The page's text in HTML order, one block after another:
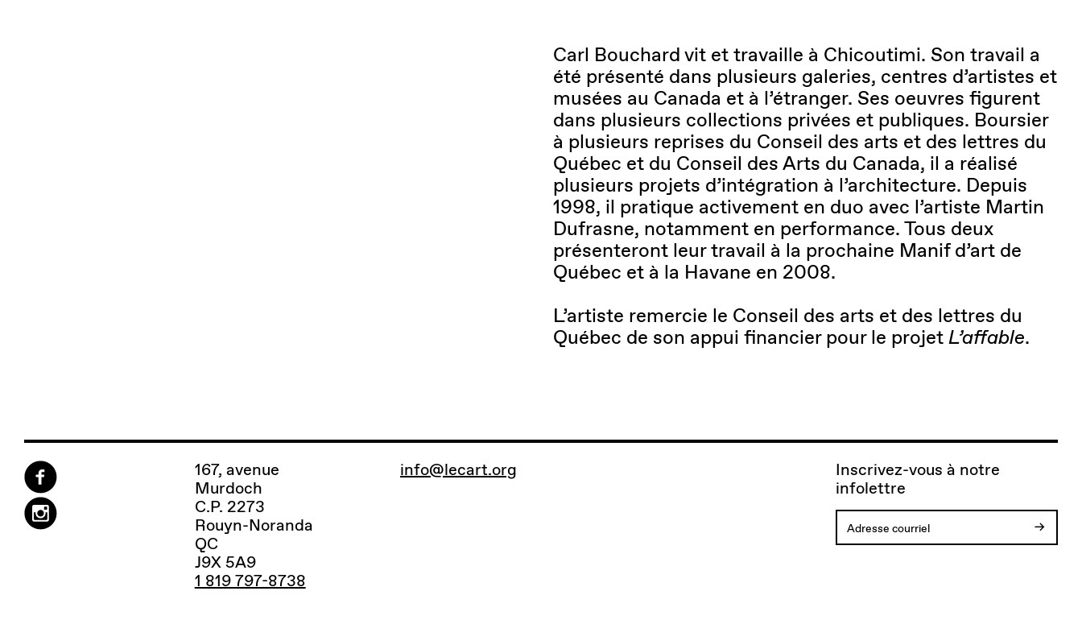
Carl Bouchard vit et travaille à Chicoutimi. Son travail a
été présenté dans plusieurs galeries, centres d’artistes et
musées au Canada et à l’étranger. Ses oeuvres figurent
dans plusieurs collections privées et publiques. Boursier
à plusieurs reprises du Conseil des arts et des lettres du
Québec et du Conseil des Arts du Canada, il a réalisé
plusieurs projets d’intégration à l’architecture. Depuis
1998, il pratique activement en duo avec l’artiste Martin
Dufrasne, notamment en performance. Tous deux
présenteront leur travail à la prochaine Manif d’art de
Québec et à la Havane en 2008.
L’artiste remercie le Conseil des arts et des lettres du
Québec de son appui financier pour le projetL’affable.
167, avenue
Murdoch
C.P. 2273
Rouyn-Noranda
QC
J9X 5A9
1 819 797-8738
info@lecart.org
Inscrivez-vous à notre
infolettre